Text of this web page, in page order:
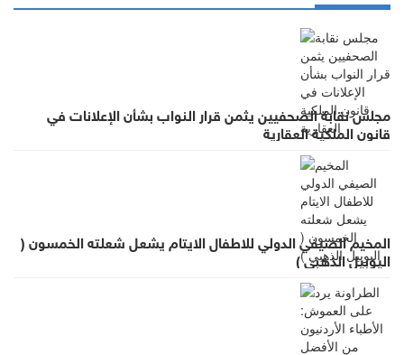
مجلس نقابة الصحفيين يثمن قرار النواب بشأن الإعلانات في
قانون الملكية العقارية
المخيم الصيفي الدولي للاطفال الايتام يشعل شعلته الخمسون (
اليوبيل الذهبي )